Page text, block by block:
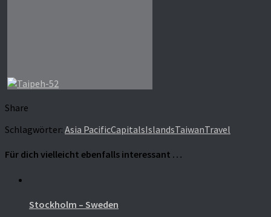
Share
Schlagwörter: Asia PacificCapitalsIslandsTaiwanTravel
Für dich vielleicht ebenfalls interessant …
Stockholm – Sweden